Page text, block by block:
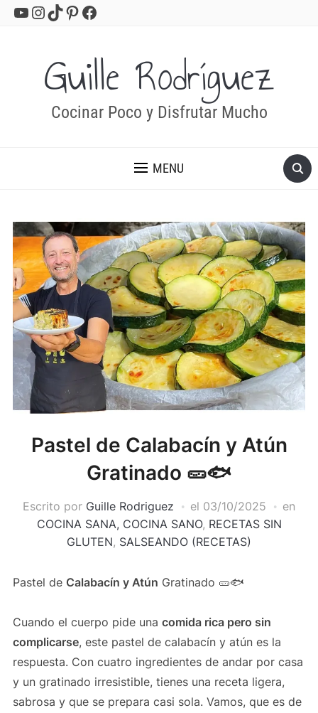
YouTube
Instagram
TikTok
Pinterest
Facebook
Guille Rodríguez
Cocinar Poco y Disfrutar Mucho
MENU
Pastel de Calabacín y Atún
Gratinado 🥒🐟
Escrito por Guille Rodriguez el 03/10/2025
en
COCINA SANA, COCINA SANO, RECETAS SIN
GLUTEN, SALSEANDO (RECETAS)
Pastel de Calabacín y Atún Gratinado 🥒🐟
Cuando el cuerpo pide una comida rica pero sin
complicarse, este pastel de calabacín y atún es la
respuesta. Con cuatro ingredientes de andar por casa
y un gratinado irresistible, tienes una receta ligera,
sabrosa y que se prepara casi sola. Vamos, que es de